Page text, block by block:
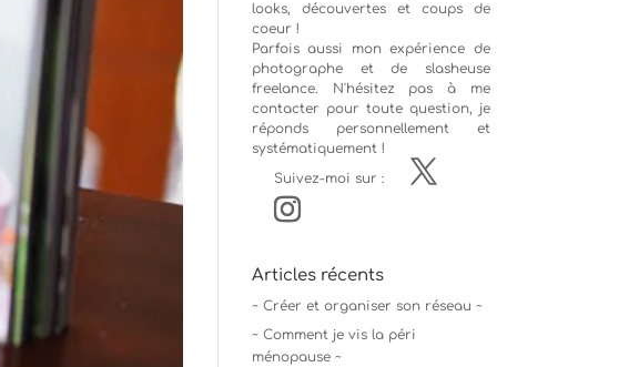
looks, découvertes et coups de
coeur !
Parfois aussi mon expérience de
photographeet de slasheuse
freelance. N'hésitez pas à me
contacter pour toute question, je
réponds personnellement et
systématiquement !
Suivez-moi sur :
Articles récents
~ Créer et organiser son réseau ~
~ Comment je vis la péri
ménopause ~